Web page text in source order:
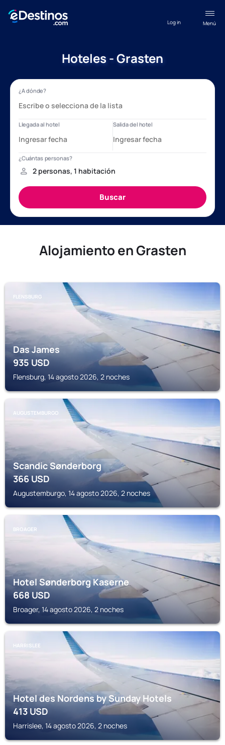
Menú
Log in
Hoteles - Grasten
Alojamiento en Grasten
FLENSBURG
Das James
935USD
Flensburg, 14 agosto 2026, 2 noches
AUGUSTEMBURGO
Scandic Sønderborg
366USD
Augustemburgo, 14 agosto 2026, 2 noches
BROAGER
Hotel Sønderborg Kaserne
668USD
Broager, 14 agosto 2026, 2 noches
HARRISLEE
Hotel des Nordens by Sunday Hotels
413USD
Harrislee, 14 agosto 2026, 2 noches